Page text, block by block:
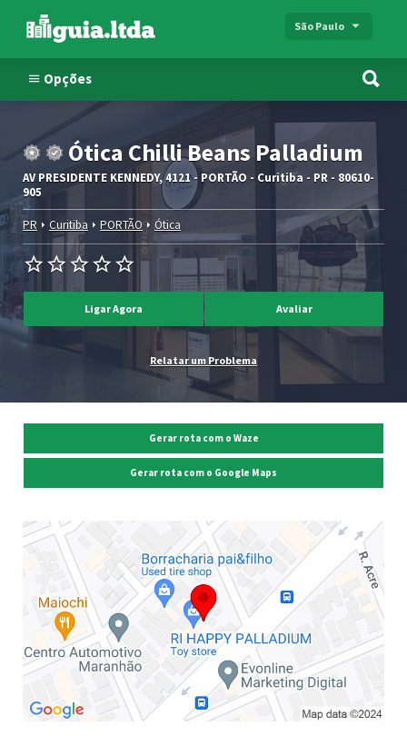
São Paulo
Opções
Ótica Chilli Beans Palladium
AV PRESIDENTE KENNEDY, 4121 - PORTÃO - Curitiba - PR - 80610-
905
PR Curitiba PORTÃO Ótica
Ligar Agora Avaliar
Relatar um Problema
Gerar rota com o Waze
Gerar rota com o Google Maps